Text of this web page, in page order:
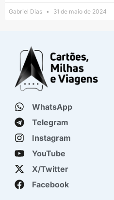
Gabriel Dias 31 de maio de 2024
WhatsApp
Telegram
Instagram
YouTube
X/Twitter
Facebook